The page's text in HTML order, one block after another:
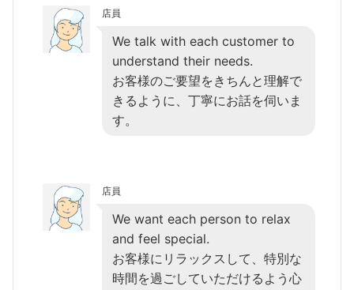
店員
We talk with each customer to
understand their needs.
お客様のご要望をきちんと理解で
きるように、丁寧にお話を伺いま
す。
店員
We want each person to relax
and feel special.
お客様にリラックスして、特別な
時間を過ごしていただけるよう心